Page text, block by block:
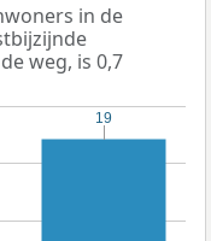
in de
weg, is 0,7
19
19